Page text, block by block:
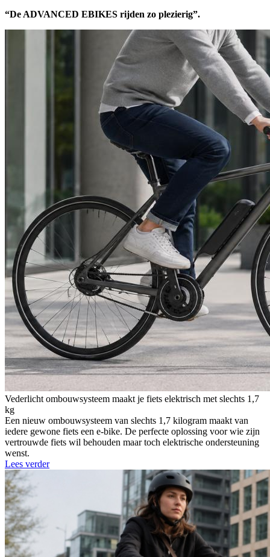
“De ADVANCED EBIKES rijden zo plezierig”.
Vederlicht ombouwsysteem maakt je fiets elektrisch met slechts 1,7
kg
Een nieuw ombouwsysteem van slechts 1,7 kilogram maakt van
iedere gewone fiets een e-bike. De perfecte oplossing voor wie zijn
vertrouwde fiets wil behouden maar toch elektrische ondersteuning
wenst.
Lees verder